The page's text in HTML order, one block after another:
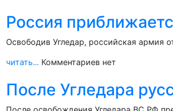
Россия
Освободив Угледар, российская армия
читать... Комментариев нет
После Угледара